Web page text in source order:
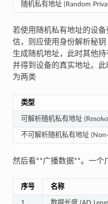
随机私有地址 (Random
若使用随机私有地址的设
信，则应使用身份解析秘钥
生成随机地址，此时其他
并得到设备的真实地址。
为两类
类型
可解析随机私有地址
不可解析随机私有地址 (Non-
然后看**广播数据**。一个
序号 名称